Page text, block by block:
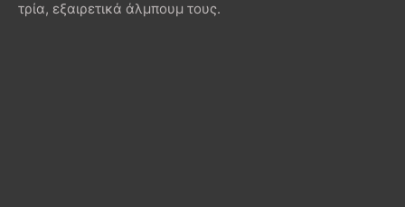
τρία, εξαιρετικά άλμπουμ τους.